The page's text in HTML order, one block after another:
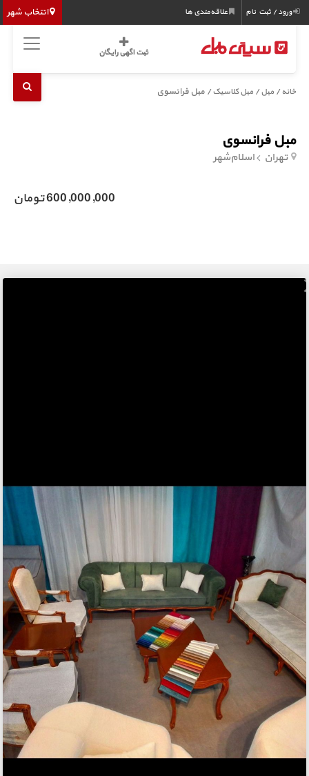
انتخاب شهر ورود / ثبت نام علاقه‌مندی ها
ثبت اگهی رایگان
خانه /مبل/مبل کلاسیک/ مبل فرانسوی
مبل فرانسوی
تهران اسلام‌شهر
600,000,000 تومان